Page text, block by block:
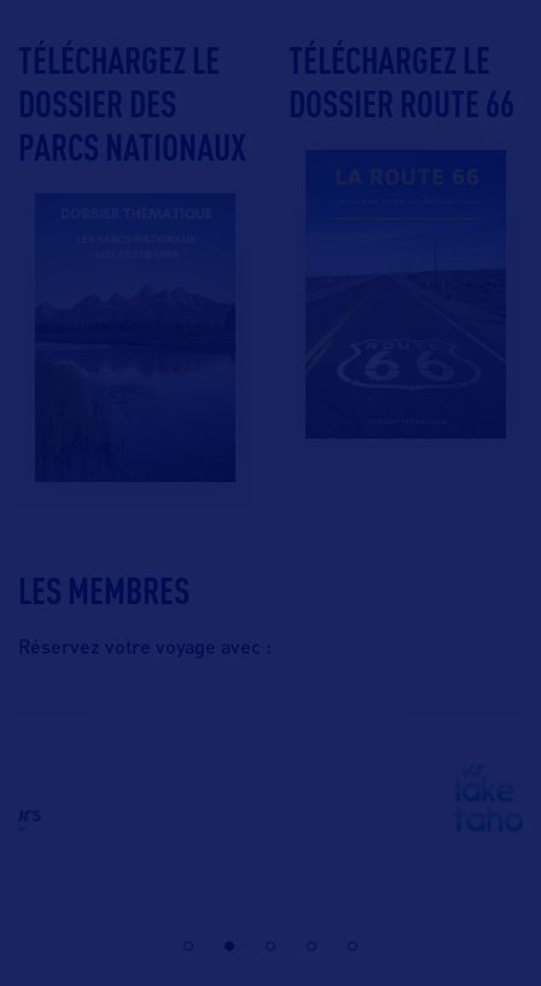
LES MEMBRES
Réservez votre voyage avec :
TÉLÉCHARGEZ LE
DOSSIER DES
PARCS NATIONAUX
TÉLÉCHARGEZ LE
DOSSIER ROUTE 66